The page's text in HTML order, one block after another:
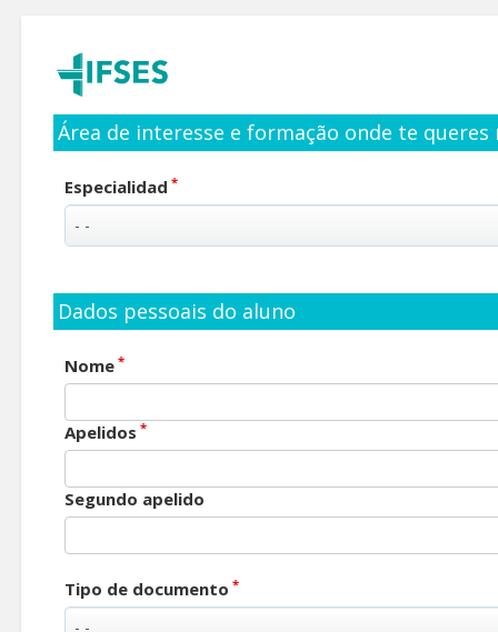
Área de interesse e formação onde te
Especialidad *
Dados pessoais do aluno
Nome *
Apelidos *
Segundo apelido
Tipo de documento *